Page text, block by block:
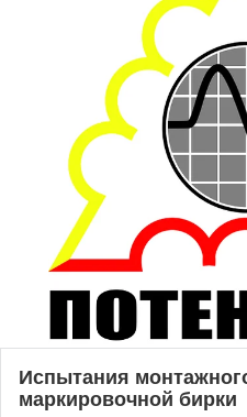
Испытания
маркировочной бирки